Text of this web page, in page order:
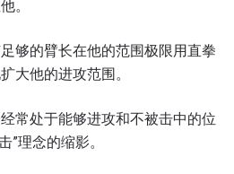
。
够的臂长在他的范围极限用直拳
大他的进攻范围。
常处于能够进攻和不被击中的位
理念的缩影。